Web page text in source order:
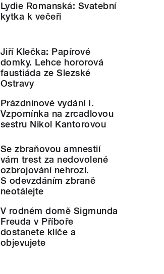
Lydie Romanská: Svatební
kytka k večeři
Jiří Klečka: Papírové
domky. Lehce hororová
faustiáda ze Slezské
Ostravy
Prázdninové vydání I.
Vzpomínka na zrcadlovou
sestru Nikol Kantorovou
Se zbraňovou amnestií
vám trest za nedovolené
ozbrojování nehrozí.
S odevzdáním zbraně
neotálejte
V rodném domě Sigmunda
Freuda v Příboře
dostanete klíče a
objevujete